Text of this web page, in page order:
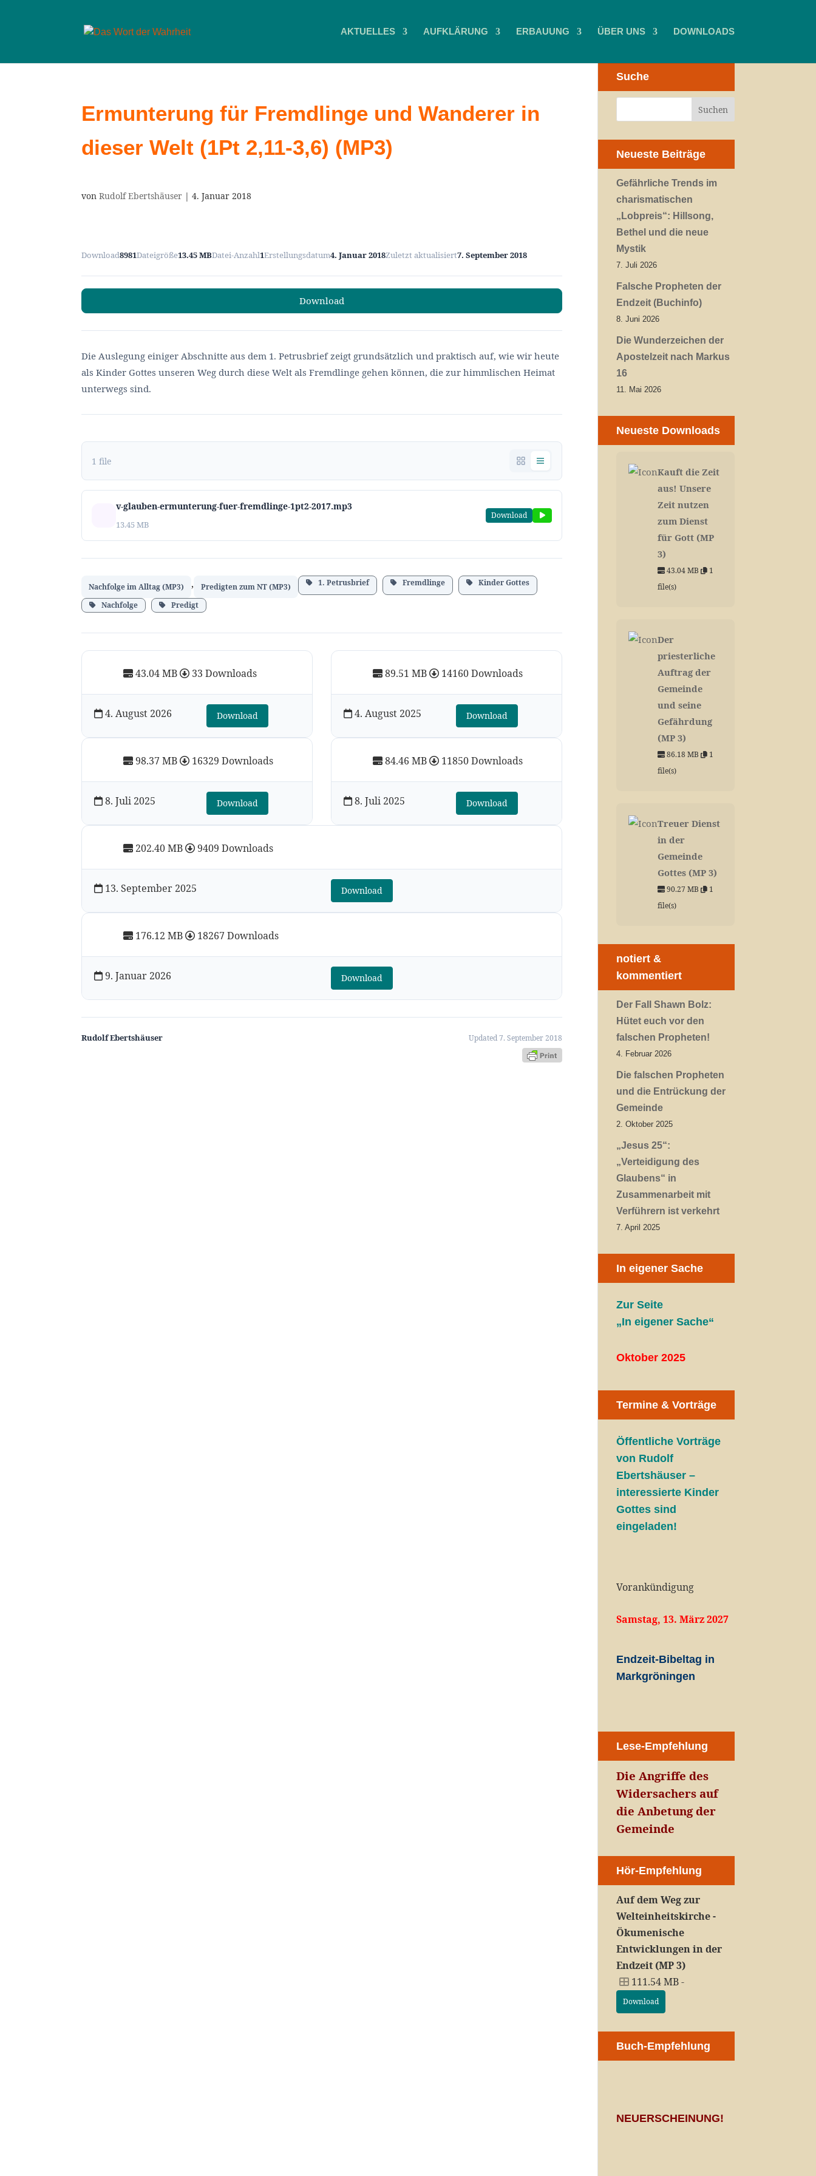
AKTUELLES AUFKLÄRUNG ERBAUUNG ÜBER UNS DOWNLOADS
Ermunterung für Fremdlinge und Wanderer in
dieser Welt (1Pt 2,11-3,6) (MP3)
vonRudolf Ebertshäuser |4. Januar 2018
Download8981Dateigröße13.45 MBDatei-Anzahl1Erstellungsdatum4. Januar 2018Zuletzt aktualisiert7. September 2018
Download
Die Auslegung einiger Abschnitte aus dem 1. Petrusbrief zeigt grundsätzlich und praktisch auf, wie wir heute
als Kinder Gottes unseren Weg durch diese Welt als Fremdlinge gehen können, die zur himmlischen Heimat
unterwegs sind.
1 file
v-glauben-ermunterung-fuer-fremdlinge-1pt2-2017.mp3
13.45 MB
Download
Nachfolge im Alltag (MP3) , Predigten zum NT (MP3) 1. Petrusbrief Fremdlinge Kinder Gottes
Nachfolge Predigt
43.04 MB 33 Downloads
4. August 2026 Download
176.12 MB 18267 Downloads
9. Januar 2026 Download
202.40 MB 9409 Downloads
13. September 2025 Download
89.51 MB 14160 Downloads
4. August 2025 Download
98.37 MB 16329 Downloads
8. Juli 2025 Download
84.46 MB 11850 Downloads
8. Juli 2025 Download
Rudolf Ebertshäuser Updated 7. September 2018
Suche
Neueste Beiträge
Gefährliche Trends im
charismatischen
„Lobpreis“: Hillsong,
Bethel und die neue
Mystik
7. Juli 2026
Falsche Propheten der
Endzeit (Buchinfo)
8. Juni 2026
Die Wunderzeichen der
Apostelzeit nach Markus
16
11. Mai 2026
Neueste Downloads
Kauft die Zeit
aus! Unsere
Zeit nutzen
zum Dienst
für Gott (MP
3)
43.04 MB
1
file(s)
Der
priesterliche
Auftrag der
Gemeinde
und seine
Gefährdung
(MP 3)
86.18 MB
1
file(s)
Treuer Dienst
in der
Gemeinde
Gottes (MP 3)
90.27 MB
1
file(s)
notiert &
kommentiert
Der Fall Shawn Bolz:
Hütet euch vor den
falschen Propheten!
4. Februar 2026
Die falschen Propheten
und die Entrückung der
Gemeinde
2. Oktober 2025
„Jesus 25“:
„Verteidigung des
Glaubens“ in
Zusammenarbeit mit
Verführern ist verkehrt
7. April 2025
In eigener Sache
Zur Seite
„In eigener Sache“
Oktober 2025
Termine & Vorträge
Öffentliche Vorträge
von Rudolf
Ebertshäuser –
interessierte Kinder
Gottes sind
eingeladen!
Vorankündigung
Samstag, 13. März 2027
Endzeit-Bibeltag in
Markgröningen
Lese-Empfehlung
Die Angriffe des
Widersachers auf
die Anbetung der
Gemeinde
Hör-Empfehlung
Auf dem Weg zur
Welteinheitskirche -
Ökumenische
Entwicklungen in der
Endzeit (MP 3)
111.54 MB -
Download
Buch-Empfehlung
NEUERSCHEINUNG!